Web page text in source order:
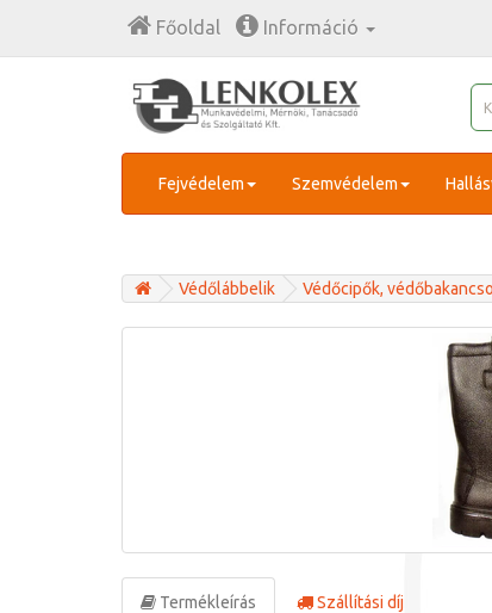
Főoldal Információ
Fejvédelem Szemvédelem
Védőlábbelik Védőcipők,
Termékleírás Szállítási díj